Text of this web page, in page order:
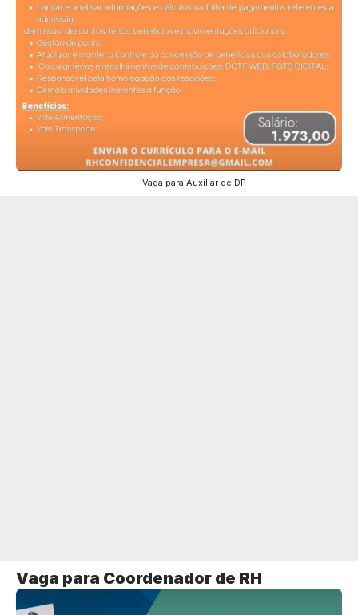
Vaga para Auxiliar de DP
Vaga para Coordenador de RH